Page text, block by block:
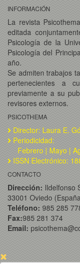
INFORMACIÓN
La revista
editada
Psicología de la
Psicología del
año.
Se admiten trabajos
pertenecientes a
previamente a su
revisores externos.
PSICOTHEMA
Director: Laura E.
Periodicidad:
Febrero | Mayo |
ISSN Electrónico:
CONTACTO
Dirección: Ildelfonso
33001 Oviedo
Teléfono: 985 285
Fax:985 281 374
Email: